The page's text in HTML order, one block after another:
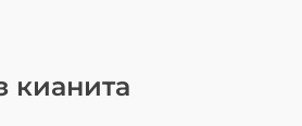
кианита